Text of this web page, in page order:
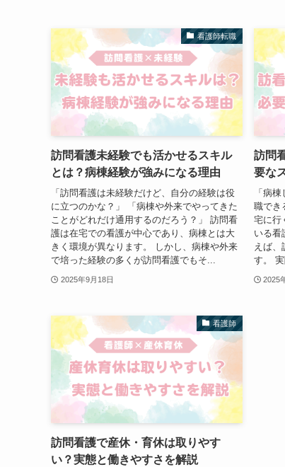
看護師転職
訪問看護未経験でも活かせるスキル
とは？病棟経験が強みになる理由
「訪問看護は未経験だけど、自分の経験は役
に立つのかな？」 「病棟や外来でやってきた
ことがどれだけ通用するのだろう？」 訪問看
護は在宅での看護が中心であり、病棟とは大
きく環境が異なります。 しかし、病棟や外来
で培った経験の多くが訪問看護でもそ...
2025年9月18日
訪問
要な
「病
職でき
宅に行
いる看
えば、
す。
2025
看護師
訪問看護で産休・育休は取りやす
い？実態と働きやすさを解説